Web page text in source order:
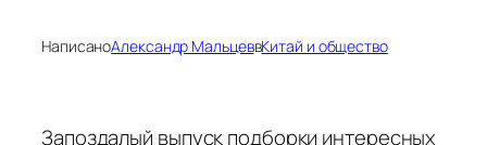
НаписаноАлександр МальцеввКитай и общество
Запоздалый выпуск подборки интересных